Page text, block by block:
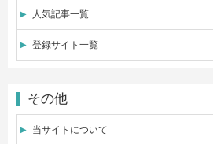
人気記事一覧
登録サイト一覧
その他
当サイトについて